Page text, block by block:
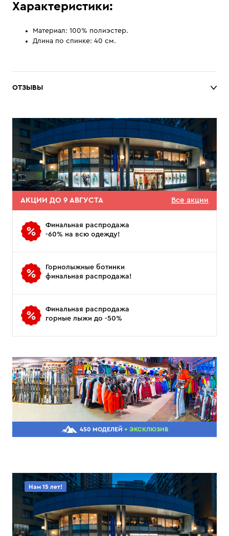
Характеристики:
Материал: 100% полиэстер.
Длина по спинке: 40 см.
ОТЗЫВЫ
АКЦИИ ДО 9 АВГУСТА Все акции
Финальная распродажа
-60% на всю одежду!
Горнолыжные ботинки
финальная распродажа!
Финальная распродажа
горные лыжи до -50%
450 МОДЕЛЕЙ + ЭКСКЛЮЗИВ
Нам 15 лет!